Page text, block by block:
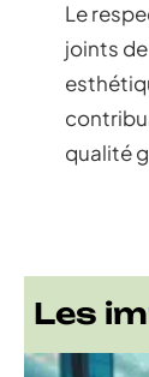
Le
joints
qualité
Les